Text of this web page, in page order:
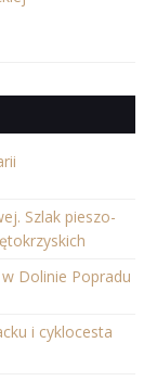
Szlak pieszo-
Dolinie Popradu
i cyklocesta